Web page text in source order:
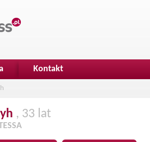
Kontakt
, 33 lat